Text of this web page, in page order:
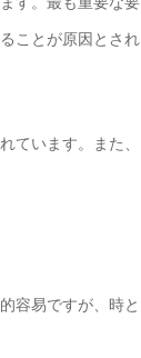
ことが原因とされ
ています。また、
容易ですが、時と